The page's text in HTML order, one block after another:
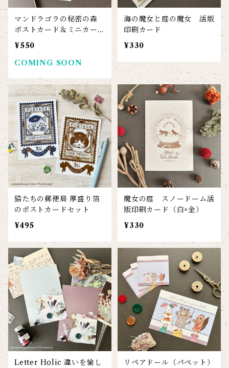
マンドラゴラの秘密の森
ポストカード＆ミニカード
セット
¥550
COMING SOON
海の魔女と庭の魔女 活版
印刷カード
¥330
猫たちの郵便局 厚盛り箔
のポストカードセット
¥495
魔女の庭 スノードーム活
版印刷カード（白×金）
¥330
Letter Holic 違いを愉し
リペアドール（パペット）